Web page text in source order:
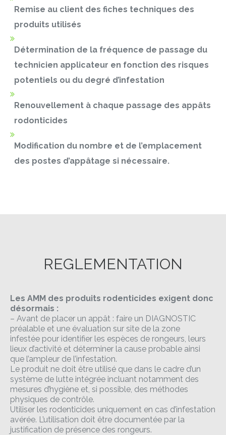
Remise au client des fiches techniques des
produits utilisés
Détermination de la fréquence de passage du
technicien applicateur en fonction des risques
potentiels ou du degré d’infestation
Renouvellement à chaque passage des appâts
rodonticides
Modification du nombre et de l’emplacement
des postes d’appâtage si nécessaire.
REGLEMENTATION
Les AMM des produits rodenticides exigent donc
désormais :
– Avant de placer un appât : faire un DIAGNOSTIC
préalable et une évaluation sur site de la zone
infestée pour identifier les espèces de rongeurs, leurs
lieux d’activité et déterminer la cause probable ainsi
que l’ampleur de l’infestation.
Le produit ne doit être utilisé que dans le cadre d’un
système de lutte intégrée incluant notamment des
mesures d’hygiène et, si possible, des méthodes
physiques de contrôle.
Utiliser les rodenticides uniquement en cas d’infestation
avérée. L’utilisation doit être documentée par la
justification de présence des rongeurs.